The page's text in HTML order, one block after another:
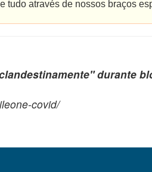
através de nossos braços
durante
covid/